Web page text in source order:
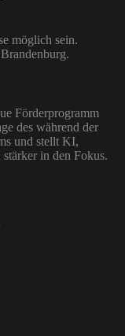
möglich sein.
Förderprogramm
des während der
und stellt KI,
in den Fokus.